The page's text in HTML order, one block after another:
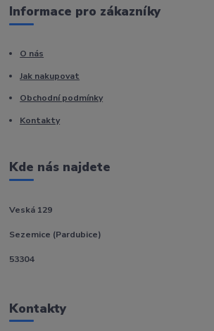
Informace pro zákazníky
O nás
Jak nakupovat
Obchodní podmínky
Kontakty
Kde nás najdete
Veská 129
Sezemice (Pardubice)
53304
Kontakty